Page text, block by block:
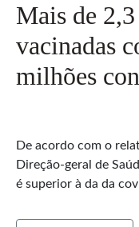
Mais de
vacinadas
milhões
De acordo com o
Direção-geral de
é superior à da da